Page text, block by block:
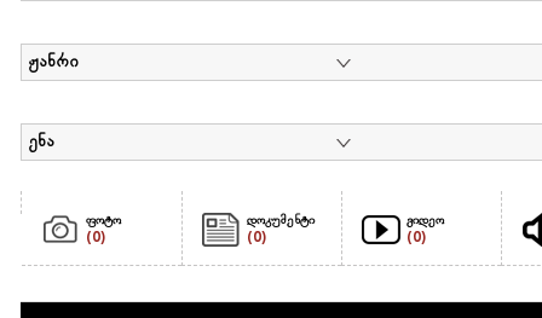
ჟანრი
ენა
ფოტო
(0)
დოკუმენტი
(0)
ვიდეო
(0)